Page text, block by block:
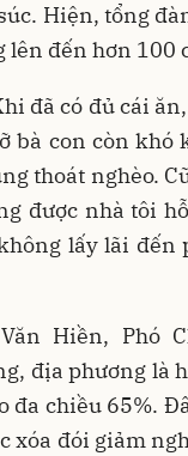
Hiện, tổng
lên đến hơn 100
đã có đủ cái
bà con còn khó
thoát nghèo.
được nhà tôi
lấy lãi
Hiền, Phó
địa phương là
đa chiều 65%.
xóa đói giảm